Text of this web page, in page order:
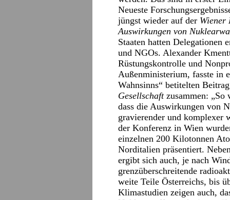
Neueste
jüngst wieder auf der Wiener
Auswirkungen von
Staaten hatten Delegationen
und NGOs. Alexander
Rüstungskontrolle und
Außenministerium, fasste in
Wahnsinns“ betitelten
Gesellschaftzusammen: „So
dass die Auswirkungen von
gravierender und komplexer
der Konferenz in Wien
einzelnen 200 Kilotonnen
Norditalien präsentiert.
ergibt sich auch, je nach
grenzüberschreitende
weite Teile Österreichs, bis
Klimastudien zeigen auch,